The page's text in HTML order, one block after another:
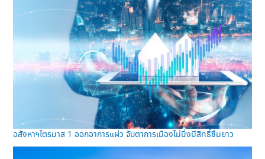
อสังหาฯไตรมาส 1 ออกอาการแผ่ว จับตาการเมืองไม่นิ่งมีสิทธิ์ซึมยาว